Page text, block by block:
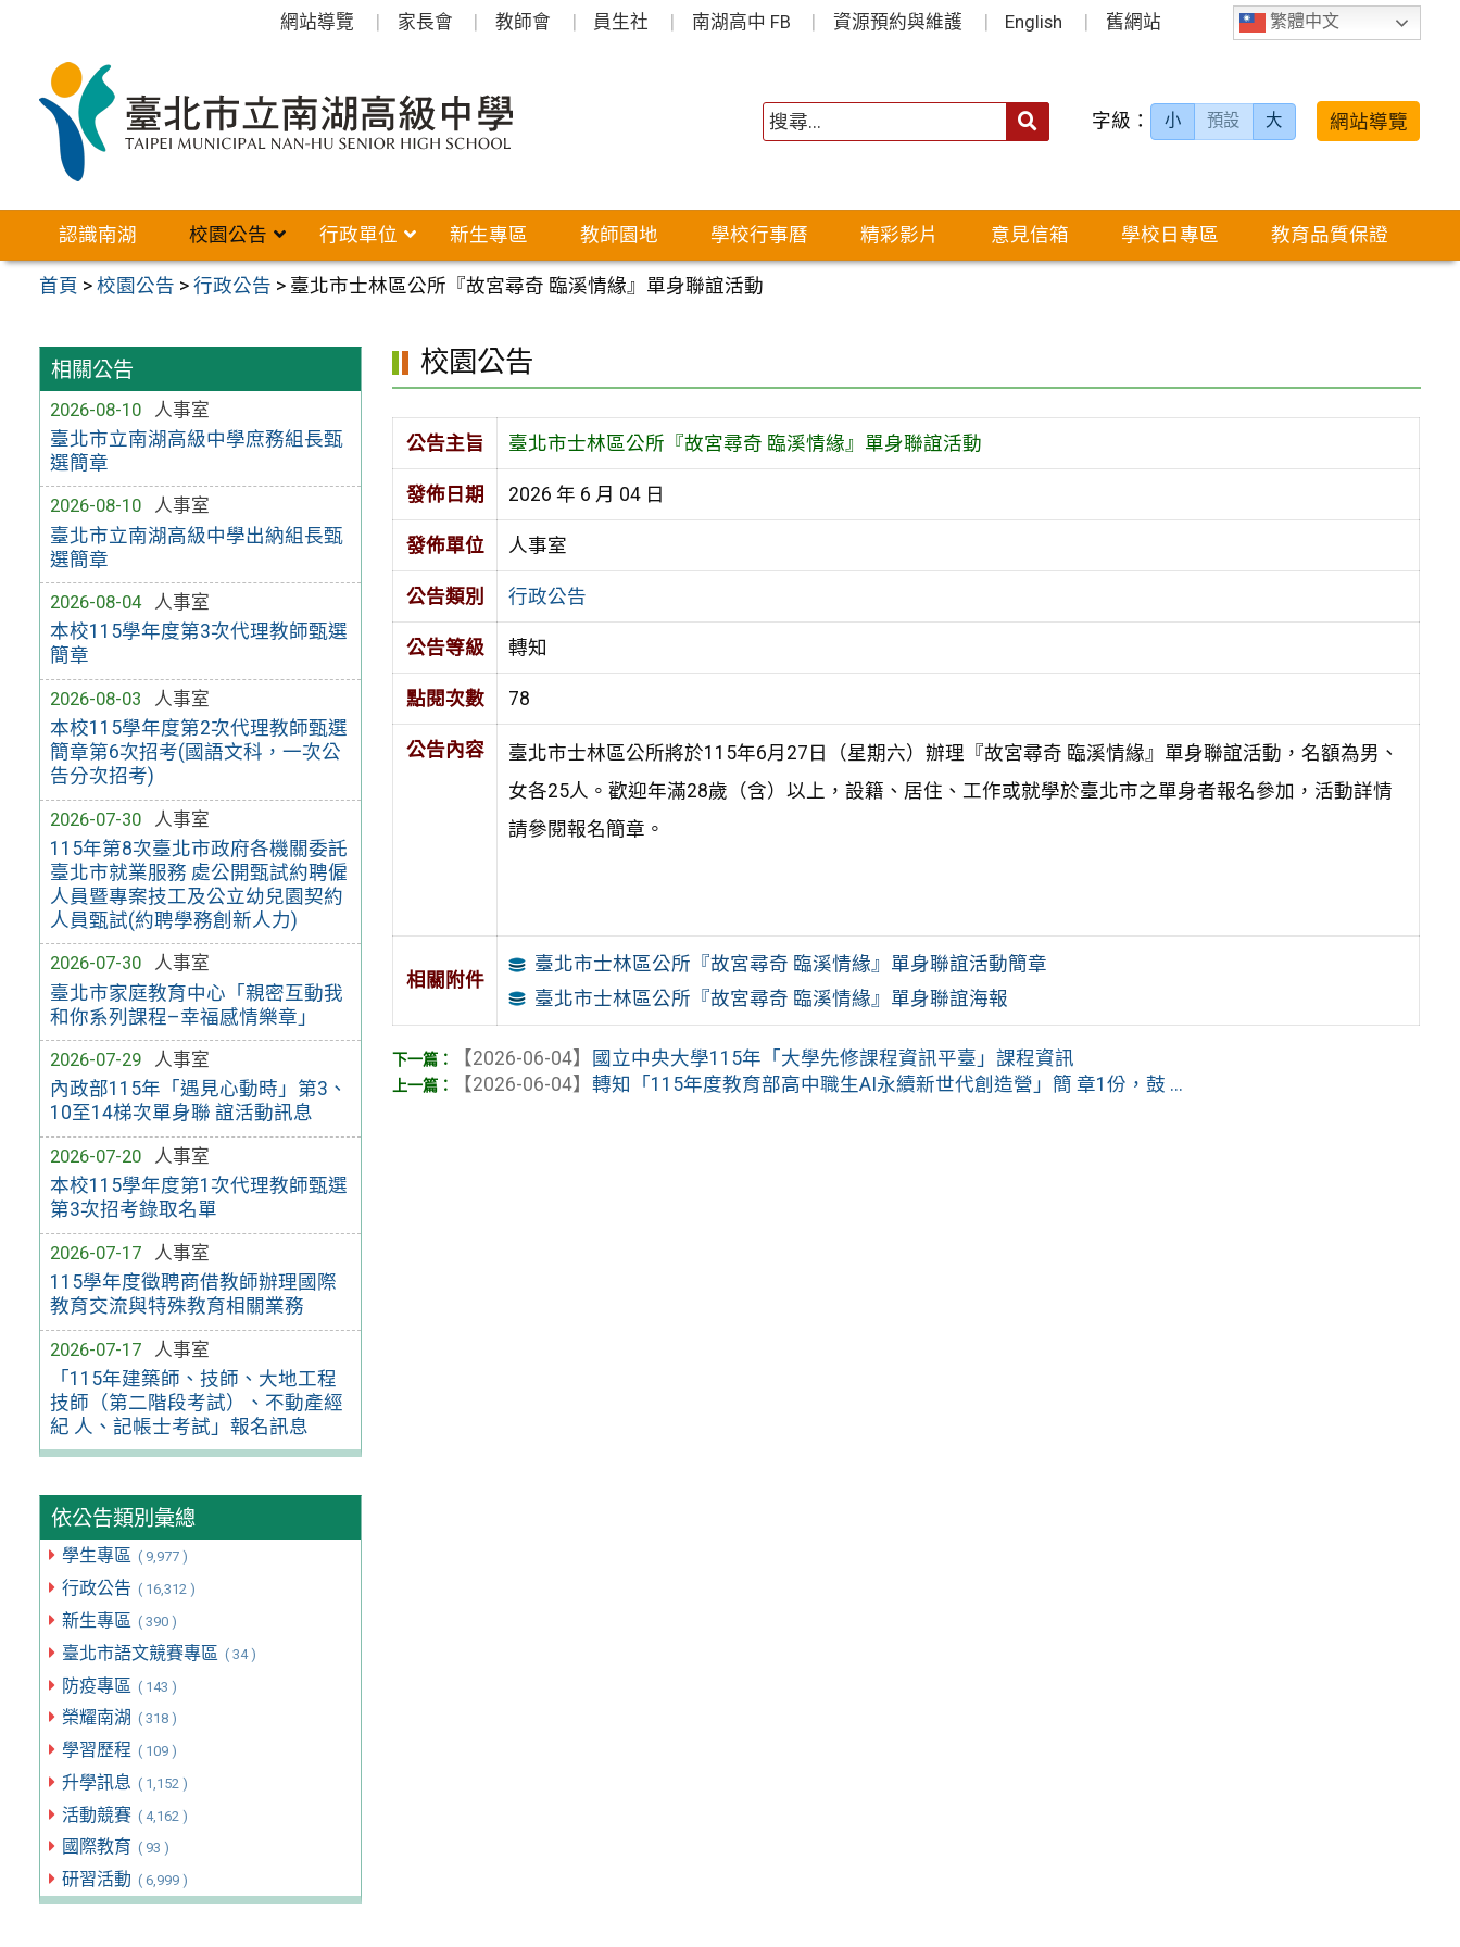
繁體中文
網站導覽 家長會 教師會 員生社 南湖高中 FB 資源預約與維護 English 舊網站
字級： 小 預設 大 網站導覽
認識南湖 校園公告 行政單位 新生專區 教師園地 學校行事曆 精彩影片 意見信箱 學校日專區 教育品質保證
首頁 >校園公告 >行政公告 > 臺北市士林區公所『故宮尋奇 臨溪情緣』單身聯誼活動
相關公告
2026-08-10
人事室
臺北市立南湖高級中學庶務組長甄
選簡章
2026-08-10
人事室
臺北市立南湖高級中學出納組長甄
選簡章
2026-08-04
人事室
本校115學年度第3次代理教師甄選
簡章
2026-08-03
人事室
本校115學年度第2次代理教師甄選
簡章第6次招考(國語文科，一次公
告分次招考)
2026-07-30
人事室
115年第8次臺北市政府各機關委託
臺北市就業服務 處公開甄試約聘僱
人員暨專案技工及公立幼兒園契約
人員甄試(約聘學務創新人力)
2026-07-30
人事室
臺北市家庭教育中心「親密互動我
和你系列課程–幸福感情樂章」
2026-07-29
人事室
內政部115年「遇見心動時」第3、
10至14梯次單身聯 誼活動訊息
2026-07-20
人事室
本校115學年度第1次代理教師甄選
第3次招考錄取名單
2026-07-17
人事室
115學年度徵聘商借教師辦理國際
教育交流與特殊教育相關業務
2026-07-17
人事室
「115年建築師、技師、大地工程
技師（第二階段考試）、不動產經
紀 人、記帳士考試」報名訊息
依公告類別彙總
學生專區 ( 9,977 )
行政公告 ( 16,312 )
新生專區 ( 390 )
臺北市語文競賽專區 ( 34 )
防疫專區 ( 143 )
榮耀南湖 ( 318 )
學習歷程 ( 109 )
升學訊息 ( 1,152 )
活動競賽 ( 4,162 )
國際教育 ( 93 )
研習活動 ( 6,999 )
校園公告
公告主旨 臺北市士林區公所『故宮尋奇 臨溪情緣』單身聯誼活動
發佈日期 2026 年 6 月 04 日
發佈單位 人事室
公告類別 行政公告
公告等級 轉知
點閱次數 78
公告內容
臺北市士林區公所將於115年6月27日（星期六）辦理『故宮尋奇 臨溪情緣』單身聯誼活動，名額為男、
女各25人。歡迎年滿28歲（含）以上，設籍、居住、工作或就學於臺北市之單身者報名參加，活動詳情
請參閱報名簡章。
相關附件
臺北市士林區公所『故宮尋奇 臨溪情緣』單身聯誼活動簡章
臺北市士林區公所『故宮尋奇 臨溪情緣』單身聯誼海報
【2026-06-04】 國立中央大學115年「大學先修課程資訊平臺」課程資訊
【2026-06-04】轉知「115年度教育部高中職生AI永續新世代創造營」簡 章1份，鼓 ...